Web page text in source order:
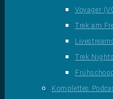
Voyager
Trek am
Trek
Komplettes